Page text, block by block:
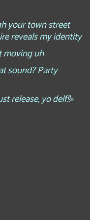
your town street
reveals my identity
moving uh
sound? Party
release, yo delf!!»